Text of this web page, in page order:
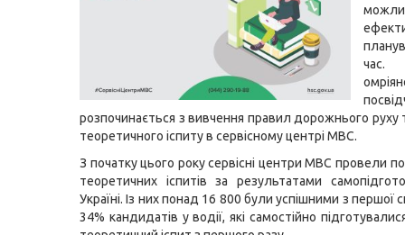
розпочинається з вивчення правил дорожнього руху
теоретичного іспиту в сервісному центрі МВС.
З початку цього року сервісні центри МВС провели
теоретичних іспитів за результатами
Україні. Із них понад 16 800 були успішними з першої
34% кандидатів у водії, які самостійно